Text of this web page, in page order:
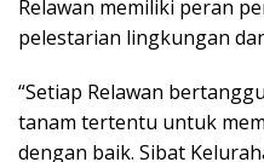
Relawan memiliki peran
pelestarian lingkungan
“Setiap Relawan
tanam tertentu untuk
dengan baik. Sibat